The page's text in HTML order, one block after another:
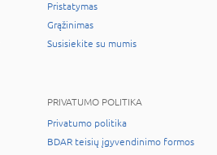
Pristatymas
Grąžinimas
Susisiekite su mumis
PRIVATUMO POLITIKA
Privatumo politika
BDAR teisių įgyvendinimo formos